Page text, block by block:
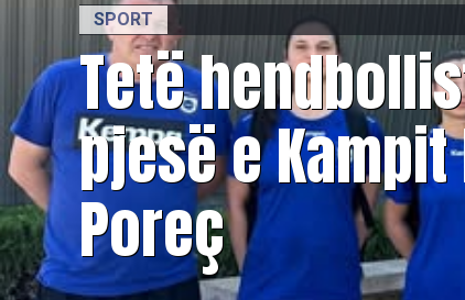
SPORT
Tetë
pjesë e
Poreç